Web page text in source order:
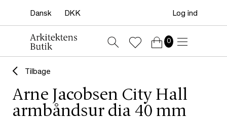
Log ind
0
Tilbage
Arne Jacobsen City Hall
armbåndsur dia 40 mm